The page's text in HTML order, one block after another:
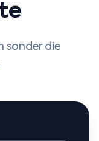
sonder die